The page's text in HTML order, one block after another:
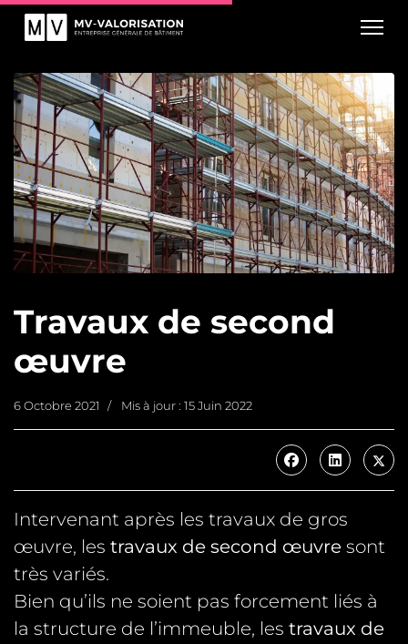
Travaux de second
œuvre
6 Octobre 2021 Mis à jour : 15 Juin 2022
Intervenant après les travaux de gros
œuvre, les travaux de second œuvre sont
très variés.
Bien qu’ils ne soient pas forcement liés à
la structure de l’immeuble, les travaux de